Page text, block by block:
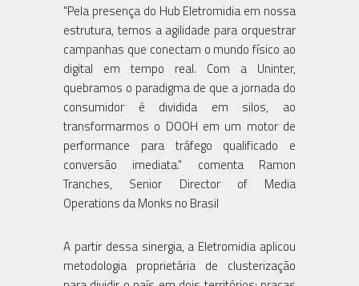
"Pela presença do Hub Eletromidia em nossa
estrutura, temos a agilidade para orquestrar
campanhas que conectam o mundo físico ao
digital em tempo real. Com a Uninter,
quebramos o paradigma de que a jornada do
consumidor é dividida em silos, ao
transformarmos o DOOH em um motor de
performance para tráfego qualificado e
conversão imediata." comenta Ramon
Tranches, Senior Director of Media
Operations da Monks no Brasil
A partir dessa sinergia, a Eletromidia aplicou
metodologia proprietária de clusterização